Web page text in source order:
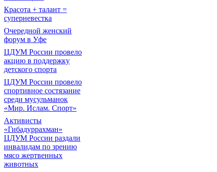
Красота + талант =
суперневестка
Очередной женский
форум в Уфе
ЦДУМ России провело
акцию в поддержку
детского спорта
ЦДУМ России провело
спортивное состязание
среди мусульманок
«Мир. Ислам. Спорт»
Активисты
«Гибадуррахман»
ЦДУМ России раздали
инвалидам по зрению
мясо жертвенных
животных